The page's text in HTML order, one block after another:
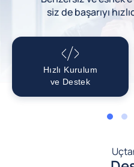
siz de başarıyı
Hızlı Kurulum
ve Destek
1 2